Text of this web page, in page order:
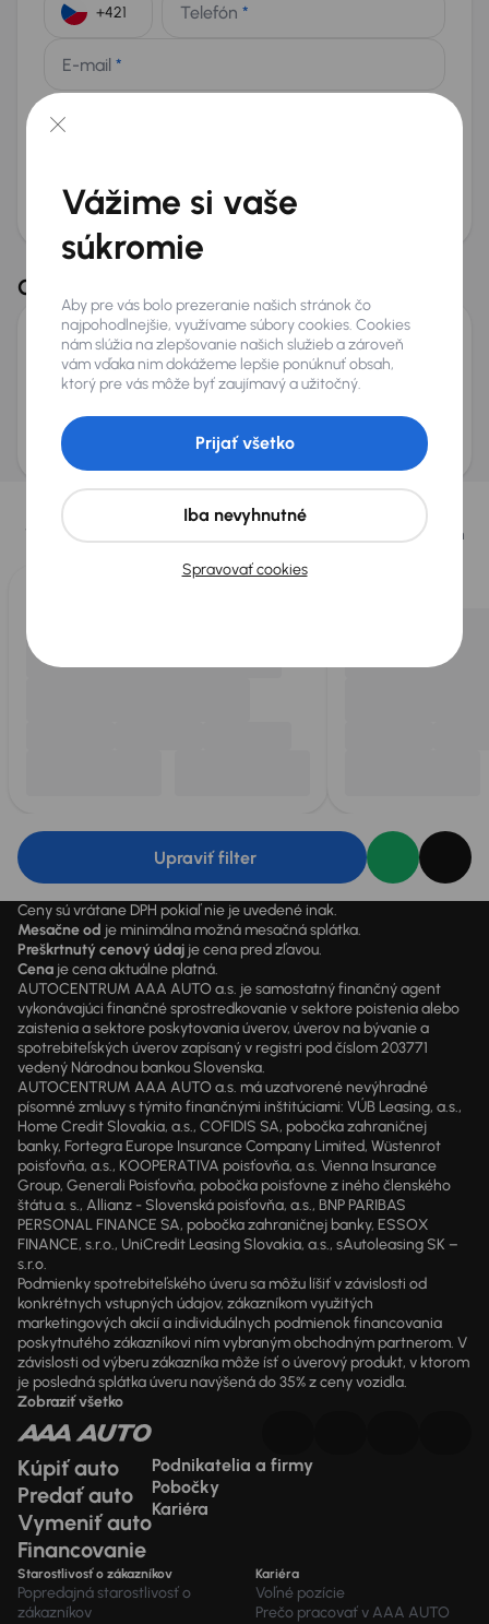
Telefón *
E-mail *
AURES Holdings a.s., so sídlom Dopravákov 874/15, Čimice, 184 00 Praha 8 bude
uchovávať a spracovávať vaše osobné údaje v súlade so zásadami ochrany a
spracovaniaosobných údajov
Odporúčané vozidlá z ďalších trhov
Alfa Romeo Giulia
202436 879 kmAutomatBenzín2.0 Turbo206 kW
Mesačná splátka
na mieru
Akciová cena na úver
Vybrali sme pre vás
Vyberáme pre vás tie
z našej ponuky. Každý deň
Upraviť filter
Ceny sú vrátane DPH pokiaľ nie je uvedené inak.
Mesačne od je minimálna možná mesačná splátka.
Preškrtnutý cenový údaj je cena pred zľavou.
Cena je cena aktuálne platná.
AUTOCENTRUM AAA AUTO a.s. je samostatný finančný agent
vykonávajúci finančné sprostredkovanie v sektore poistenia alebo
zaistenia a sektore poskytovania úverov, úverov na bývanie a
spotrebiteľských úverov zapísaný v registri pod číslom 203771
vedený Národnou bankou Slovenska.
AUTOCENTRUM AAA AUTO a.s. má uzatvorené nevýhradné
písomné zmluvy s týmito finančnými inštitúciami: VÚB Leasing, a.s.,
Home Credit Slovakia, a.s., COFIDIS SA, pobočka zahraničnej
banky, Fortegra Europe Insurance Company Limited, Wüstenrot
poisťovňa, a.s., KOOPERATIVA poisťovňa, a.s. Vienna Insurance
Group, Generali Poisťovňa, pobočka poisťovne z iného členského
štátu a. s., Allianz - Slovenská poisťovňa, a.s., BNP PARIBAS
PERSONAL FINANCE SA, pobočka zahraničnej banky, ESSOX
FINANCE, s.r.o., UniCredit Leasing Slovakia, a.s., sAutoleasing SK –
s.r.o.
Podmienky spotrebiteľského úveru sa môžu líšiť v závislosti od
konkrétnych vstupných údajov, zákazníkom využitých
marketingových akcií a individuálnych podmienok financovania
poskytnutého zákazníkovi ním vybraným obchodným partnerom. V
závislosti od výberu zákazníka môže ísť o úverový produkt, v ktorom
je posledná splátka úveru navýšená do 35% z ceny vozidla.
Zobraziť všetko
Kúpiť auto
Predať auto
Vymeniť auto
Financovanie
Podnikatelia a firmy
Pobočky
Kariéra
Starostlivosť o zákazníkov
Popredajná starostlivosť o
zákazníkov
Kariéra
Voľné pozície
Prečo pracovať v AAA AUTO
Vážime si vaše
súkromie
Aby pre vás bolo prezeranie našich stránok čo
najpohodlnejšie, využívame súbory cookies. Cookies
nám slúžia na zlepšovanie našich služieb a zároveň
vám vďaka nim dokážeme lepšie ponúknuť obsah,
ktorý pre vás môže byť zaujímavý a užitočný.
Spravovať cookies
Iba nevyhnutné
Prijať všetko